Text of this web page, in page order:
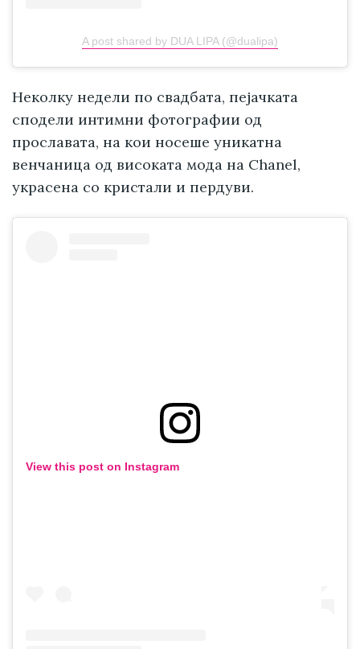
A post shared by DUA LIPA (@dualipa)
Неколку недели по свадбата, пејачката
сподели интимни фотографии од
прославата, на кои носеше уникатна
венчаница од високата мода на Chanel,
украсена со кристали и пердуви.
View this post on Instagram